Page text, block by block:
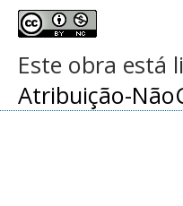
Este obra está
Atribuição-